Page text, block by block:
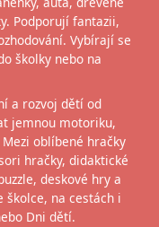
Podporují fantazii,
Vybírají se
školky nebo na
a rozvoj dětí od
jemnou motoriku,
oblíbené hračky
hračky, didaktické
deskové hry a
školce, na cestách i
Dni dětí.